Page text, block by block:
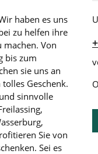
haben es uns
zu helfen ihre
machen. Von
bis zum
sie uns an
Geschenk.
sinnvolle
Sie von
Sei es